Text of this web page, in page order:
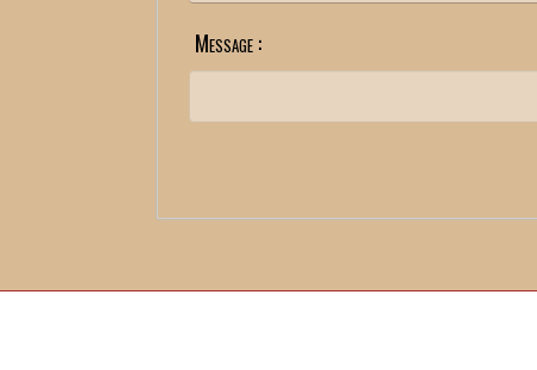
Message :